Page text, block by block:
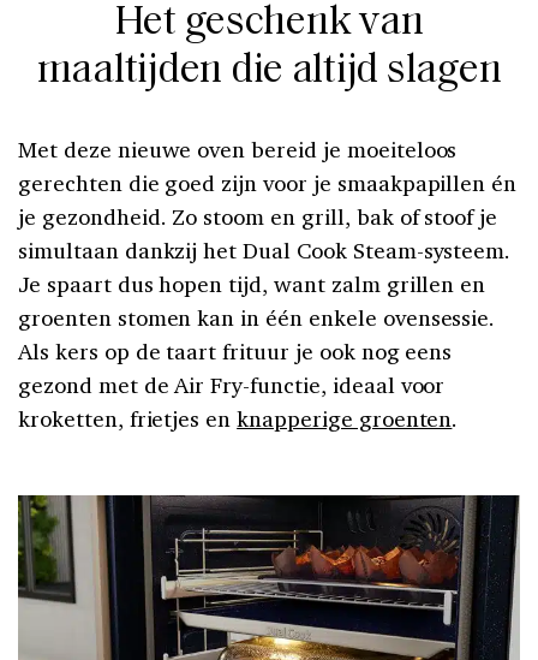
Het geschenk van
maaltijden die altijd slagen
Met deze nieuwe oven bereid je moeiteloos
gerechten die goed zijn voor je smaakpapillen én
je gezondheid. Zo stoom en grill, bak of stoof je
simultaan dankzij het Dual Cook Steam-systeem.
Je spaart dus hopen tijd, want zalm grillen en
groenten stomen kan in één enkele ovensessie.
Als kers op de taart frituur je ook nog eens
gezond met de Air Fry-functie, ideaal voor
kroketten, frietjes enknapperige groenten.